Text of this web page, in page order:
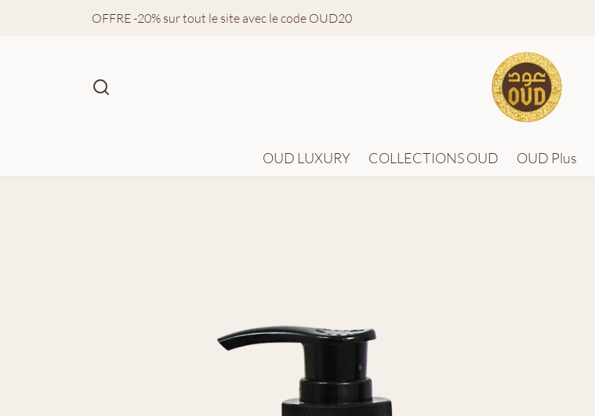
OFFRE -20% sur tout le site avec le code OUD20
OUD LUXURY COLLECTIONS OUD OUD Plus